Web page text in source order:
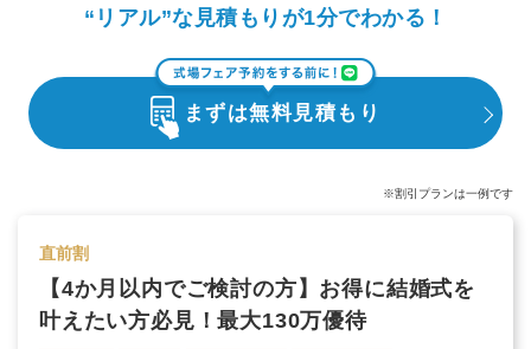
“リアル”な見積もりが1分でわかる！
まずは無料見積もり
※割引プランは一例です
直前割
【4か月以内でご検討の方】お得に結婚式を
叶えたい方必見！最大130万優待